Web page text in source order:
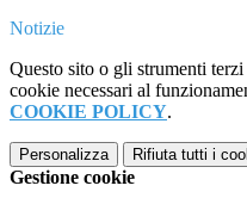
Notizie
Questo sito o gli strumenti
cookie necessari al
COOKIE POLICY.
Personalizza Rifiuta tutti i
Gestione cookie